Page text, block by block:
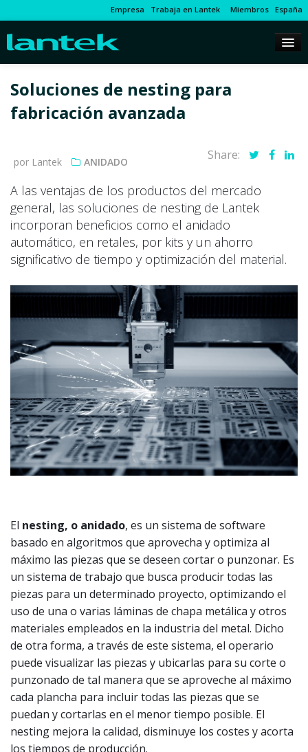
Empresa Trabaja en Lantek Miembros España
Soluciones de nesting para
fabricación avanzada
por Lantek ANIDADO Share:
A las ventajas de los productos del mercado
general, las soluciones de nesting de Lantek
incorporan beneficios como el anidado
automático, en retales, por kits y un ahorro
significativo de tiempo y optimización del material.
El nesting, o anidado, es un sistema de software
basado en algoritmos que aprovecha y optimiza al
máximo las piezas que se deseen cortar o punzonar. Es
un sistema de trabajo que busca producir todas las
piezas para un determinado proyecto, optimizando el
uso de una o varias láminas de chapa metálica y otros
materiales empleados en la industria del metal. Dicho
de otra forma, a través de este sistema, el operario
puede visualizar las piezas y ubicarlas para su corte o
punzonado de tal manera que se aproveche al máximo
cada plancha para incluir todas las piezas que se
puedan y cortarlas en el menor tiempo posible. El
nesting mejora la calidad, disminuye los costes y acorta
los tiempos de producción.